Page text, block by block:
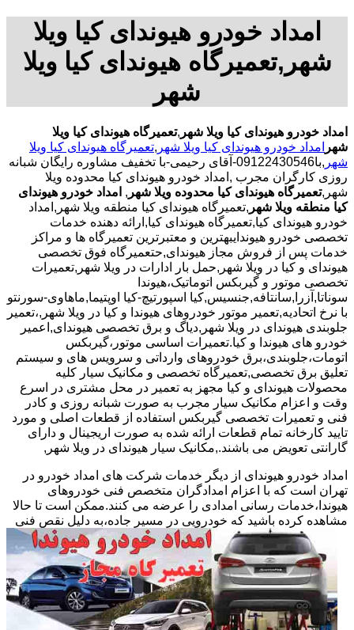
امداد خودرو هیوندای کیا ویلا
شهر,تعمیرگاه هیوندای کیا ویلا
شهر
امداد خودرو هیوندای کیا ویلا شهر ,تعمیرگاه هیوندای کیا ویلا
شهر امداد خودرو هیوندای کیا ویلا شهر ,تعمیرگاه هیوندای کیا ویلا
شهر ,با
09122430546-آقای رحیمی-با تخفیف مشاوره رایگان شبانه
روزی کارگران مجرب ,امداد خودرو هیوندای کیا محدوده ویلا
شهر,تعمیرگاه هیوندای کیا محدوده ویلا شهر , امداد خودرو هیوندای
کیا منطقه ویلا شهر ,تعمیرگاه هیوندای کیا منطقه ویلا شهر,امداد
خودرو هیوندای کیا,تعمیرگاه هیوندای کیا,ارائه دهنده خدمات
تخصصی خودرو هیوندایبهترین و معتبرترین تعمیرگاه ها و مراکز
خدمات پس از فروش مجاز هیوندای,حتعمیرگاه فوق تخصصی
هیوندای و کیا در ویلا شهر,حمل بار ادارات در ویلا شهر,تعمیرات
تخصصی موتور و گیربکس اتوماتیک،هیوندا
سوناتا,آزرا,سانتافه,جنسیس,کیا اسپورتیچ-کیا اوپتیما‌,ماهاوی-سورنتو
با نرخ اتحادیه,تعمیر موتور خودروهای هیوندا و کیا در ویلا شهر,،تعمیر
جلوبندی هیوندای در ویلا شهر,دیاگ و برق تخصصی هیوندای,اعمیر
خودرو های هیوندا و کیا.تعمیرات اساسی موتور،گیربکس
اتومات،جلوبندی،برق خودروهای وارداتی و سرویس های و سیستم
تعلیق برق تخصصی,تعمیرگاه تخصصی و مکانیک سیار کلیه
محصولات هیوندای و کیا مجهز به تعمیر در محل مشتری در اسرع
وقت و اعزام مکانیک سیار مجرب به صورت شبانه روزی و کادر
فنی و تعمیرات تخصصی گیربکس استفاده از قطعات اصلی و مورد
تایید کارخانه تمام قطعات ارائه شده به صورت اریجینال و دارای
گارانتی تعویض می باشند.,مکانیک سیار هیوندای در ویلا شهر,
امداد خودرو هیوندای از دیگر خدمات شرکت های امداد خودرو در
تهران است که با اعزام امدادگران متخصص فنی خودروهای
هیوندا،خدمات رسانی امدادی را عرضه می کنند.ممکن است تا حالا
مشاهده کرده باشید که خودرویی در مسیر جاده،به دلیل نقص فنی